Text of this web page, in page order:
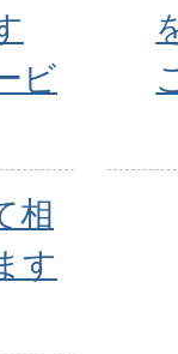
ビ
相
す